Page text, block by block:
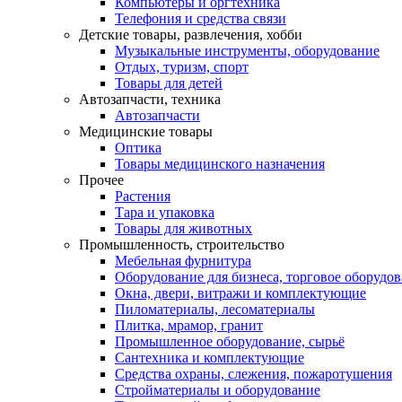
Телефония и средства связи
Детские товары, развлечения, хобби
Музыкальные инструменты, оборудование
Отдых, туризм, спорт
Товары для детей
Автозапчасти, техника
Автозапчасти
Медицинские товары
Оптика
Товары медицинского назначения
Прочее
Растения
Тара и упаковка
Товары для животных
Промышленность, строительство
Мебельная фурнитура
Оборудование для бизнеса, торговое
Окна, двери, витражи и комплектующие
Пиломатериалы, лесоматериалы
Плитка, мрамор, гранит
Промышленное оборудование, сырьё
Сантехника и комплектующие
Средства охраны, слежения, пожаротушения
Стройматериалы и оборудование